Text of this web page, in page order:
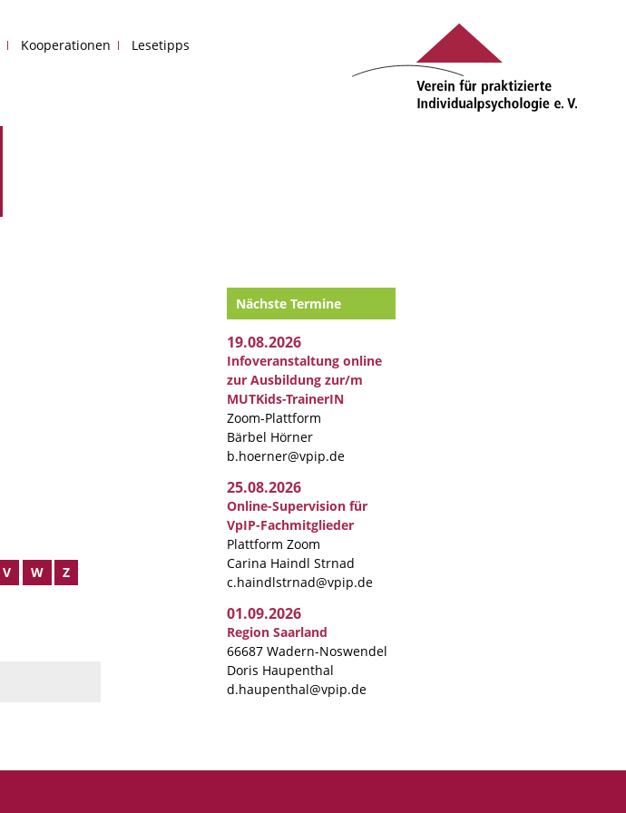
Kooperationen Lesetipps
V W Z
Nächste Termine
19.08.2026
Infoveranstaltung online
zur Ausbildung zur/m
MUTKids-TrainerIN
Zoom-Plattform
Bärbel Hörner
b.hoerner@vpip.de
25.08.2026
Online-Supervision für
VpIP-Fachmitglieder
Plattform Zoom
Carina Haindl Strnad
c.haindlstrnad@vpip.de
01.09.2026
Region Saarland
66687 Wadern-Noswendel
Doris Haupenthal
d.haupenthal@vpip.de